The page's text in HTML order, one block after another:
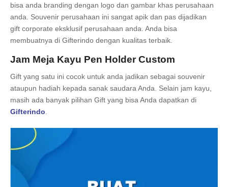
bisa anda branding dengan logo dan gambar khas perusahaan
anda. Souvenir perusahaan ini sangat apik dan pas dijadikan
gift corporate eksklusif perusahaan anda. Anda bisa
membuatnya di Gifterindo dengan kualitas terbaik.
Jam Meja Kayu Pen Holder Custom
Gift yang satu ini cocok untuk anda jadikan sebagai souvenir
ataupun hadiah kepada sanak saudara Anda. Selain jam kayu,
masih ada banyak pilihan Gift yang bisa Anda dapatkan di
Gifterindo
Dapatkan juga harga souvenir perusahaan promo lainnya
dengan harga yang terjangkau seperti pen souvenir, flashdisk,
powerbank dan lain sebagainya
souvenir perusahaanmu di Gifterindo !
Buat desain unik dari identitas perusahaanmu Bersama